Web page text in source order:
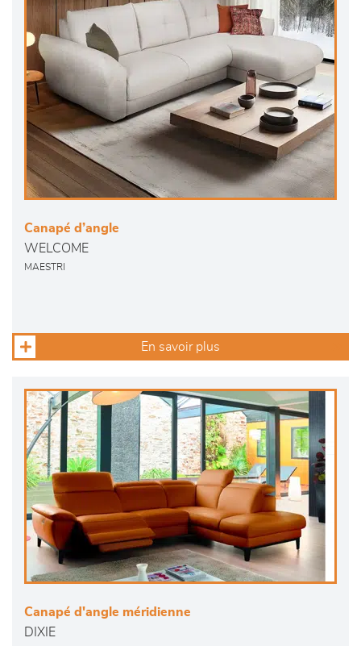
Canapé d’angle
WELCOME
MAESTRI
En savoir plus
Canapé d'angle méridienne
DIXIE